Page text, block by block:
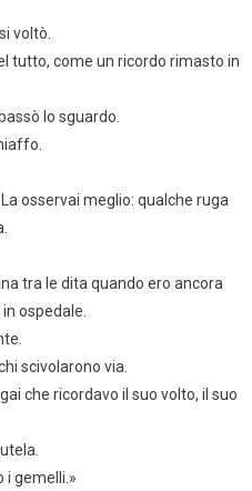
voltò.
tutto, come un ricordo rimasto in
lo sguardo.
osservai meglio: qualche ruga
tra le dita quando ero ancora
ospedale.
scivolarono via.
che ricordavo il suo volto, il suo
i gemelli.»